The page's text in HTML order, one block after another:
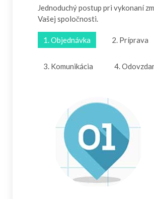
Jednoduchý postup pri vykonaní
Vašej spoločnosti.
1. Objednávka 2. Príprava
3. Komunikácia 4.